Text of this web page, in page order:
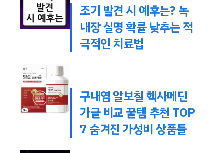
조기 발견 시 예후는? 녹
내장 실명 확률 낮추는 적
극적인 치료법
구내염 알보칠 헥사메딘
가글 비교 꿀템 추천 TOP
7 숨겨진 가성비 상품들